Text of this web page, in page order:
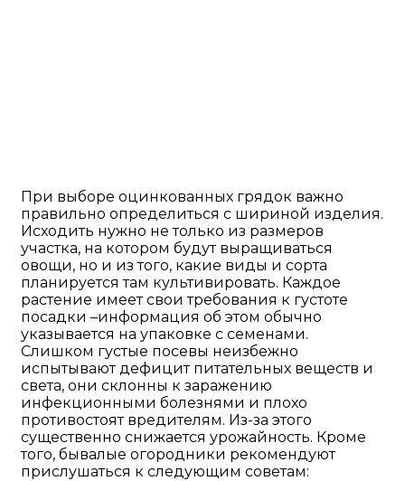
При выборе оцинкованных грядок важно
правильно определиться с шириной изделия.
Исходить нужно не только из размеров
участка, на котором будут выращиваться
овощи, но и из того, какие виды и сорта
планируется там культивировать. Каждое
растение имеет свои требования к густоте
посадки –информация об этом обычно
указывается на упаковке с семенами.
Слишком густые посевы неизбежно
испытывают дефицит питательных веществ и
света, они склонны к заражению
инфекционными болезнями и плохо
противостоят вредителям. Из-за этого
существенно снижается урожайность. Кроме
того, бывалые огородники рекомендуют
прислушаться к следующим советам: